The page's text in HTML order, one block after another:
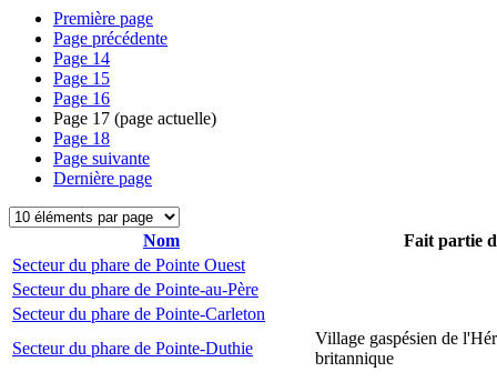
Première page
Page précédente
Page 14
Page 15
Page 16
Page 17 (page actuelle)
Page 18
Page suivante
Dernière page
Nom
Fait partie
Secteur du phare de Pointe Ouest
Secteur du phare de Pointe-au-Père
Secteur du phare de Pointe-Carleton
Secteur du phare de Pointe-Duthie
Village gaspésien de
britannique